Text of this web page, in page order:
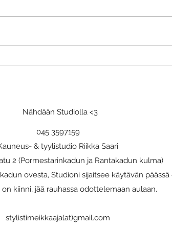
Nähdään Studiolla <3
045 3597159
& tyylistudio Riikka Saari
2 (Pormestarinkadun ja Rantakadun kulma)
ovesta, Studioni sijaitsee käytävän päässä
kiinni, jää rauhassa odottelemaan aulaan.
stylistimeikkaaja(at)gmail.com